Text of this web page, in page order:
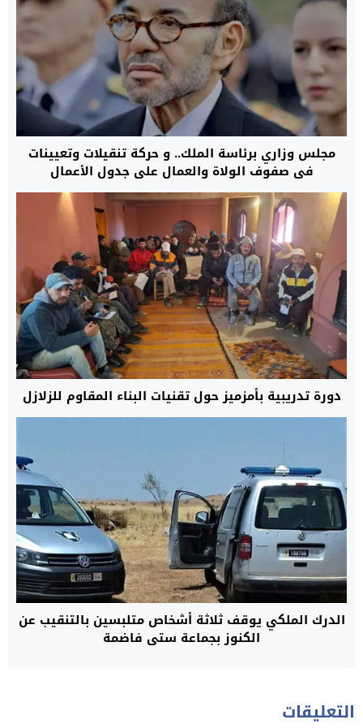
مجلس وزاري برئاسة الملك.. و حركة تنقيلات وتعيينات
في صفوف الولاة والعمال على جدول الأعمال
دورة تدريبية بأمزميز حول تقنيات البناء المقاوم للزلازل
الدرك الملكي يوقف ثلاثة أشخاص متلبسين بالتنقيب عن
الكنوز بجماعة ستي فاضمة
التعليقات